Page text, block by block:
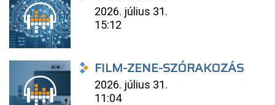
2026. július 31.
15:12
FILM-ZENE-SZÓRAKOZÁS
2026. július 31.
11:04